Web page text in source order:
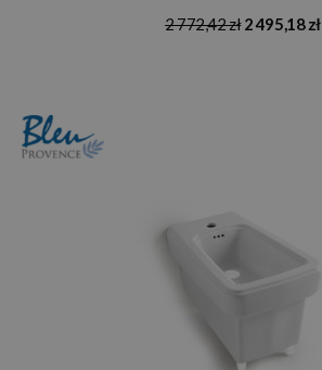
2 772,42 zł 2 495,18 zł